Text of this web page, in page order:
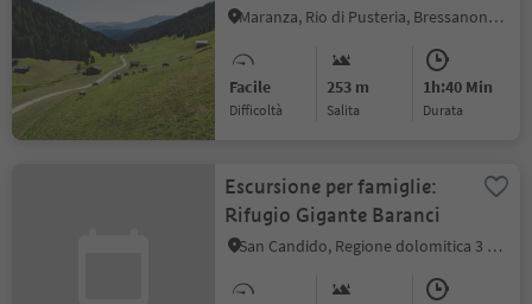
famiglia
Maranza, Rio di Pusteria, Bressanone e dintorni
Facile
Difficoltà
253 m
Salita
1h:40 Min
durata
Escursione per famiglie:
Rifugio Gigante Baranci
San Candido, Regione dolomitica 3 Cime